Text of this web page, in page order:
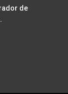
de